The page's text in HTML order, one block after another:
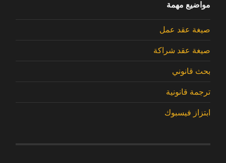
مواضيع مهمة
صيغة عقد عمل
صيغة عقد شراكة
بحث قانوني
ترجمة قانونية
ابتزاز فيسبوك